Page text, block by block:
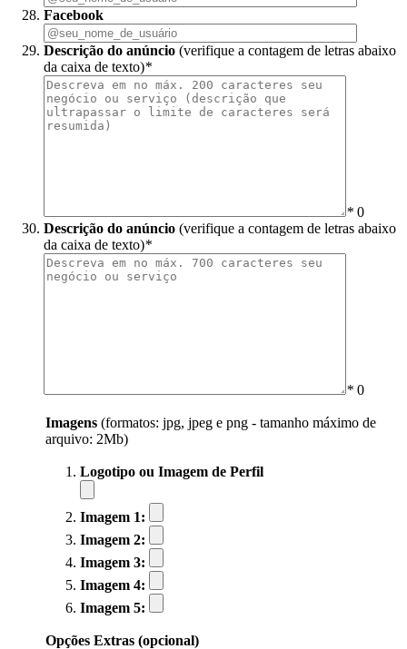
Facebook
Descrição do anúncio (verifique a contagem de letras abaixo
da caixa de texto)*
* 0
Descrição do anúncio (verifique a contagem de letras abaixo
da caixa de texto)*
* 0
Imagens (formatos: jpg, jpeg e png - tamanho máximo de
arquivo: 2Mb)
Logotipo ou Imagem de Perfil
Imagem 1:
Imagem 2:
Imagem 3:
Imagem 4:
Imagem 5:
Opções Extras (opcional)